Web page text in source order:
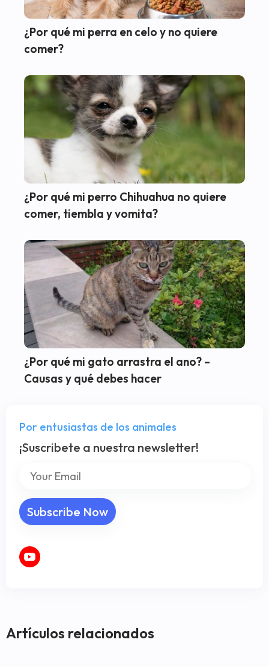
¿Por qué mi perra en celo y no quiere
comer?
¿Por qué mi perro Chihuahua no quiere
comer, tiembla y vomita?
¿Por qué mi gato arrastra el ano? –
Causas y qué debes hacer
Por entusiastas de los animales
¡Suscribete a nuestra newsletter!
Artículos relacionados